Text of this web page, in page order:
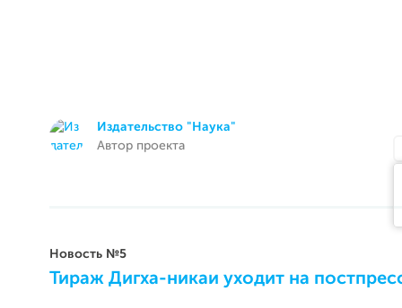
Издательство "Наука"
Автор проекта
Новость №5
Тираж Дигха-никаи уходит на